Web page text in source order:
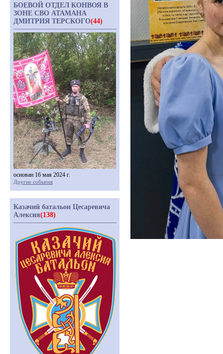
БОЕВОЙ ОТДЕЛ КОНВОЯ В
ЗОНЕ СВО АТАМАНА
ДМИТРИЯ ТЕРСКОГО(44)
основан 16 мая 2024 г.
Другие события
Казачий батальон Цесаревича
Алексия(138)